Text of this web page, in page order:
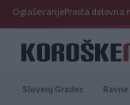
OglaševanjeProsta delovna
Slovenj Gradec